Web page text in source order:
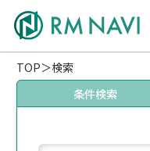
TOP
検索
条件検索